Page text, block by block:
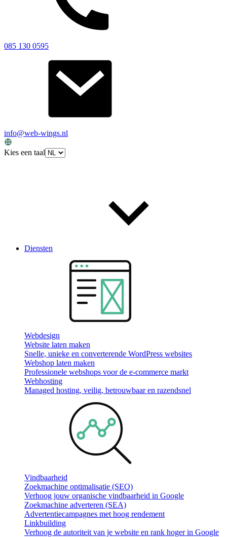
085 130 0595
info@web-wings.nl
Kies een taal
Diensten
Webdesign
Website laten maken
Snelle, unieke en converterende WordPress websites
Webshop laten maken
Professionele webshops voor de e-commerce markt
Webhosting
Managed hosting, veilig, betrouwbaar en razendsnel
Vindbaarheid
Zoekmachine optimalisatie (SEO)
Verhoog jouw organische vindbaarheid in Google
Zoekmachine adverteren (SEA)
Advertentiecampagnes met hoog rendement
Linkbuilding
Verhoog de autoriteit van je website en rank hoger in Google